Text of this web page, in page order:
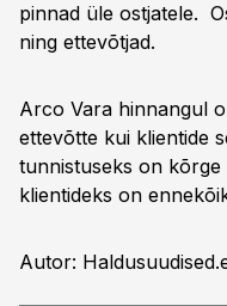
pinnad üle ostjatele.
ning ettevõtjad.
Arco Vara hinnangul
ettevõtte kui klientide
tunnistuseks on kõrge
klientideks on
Autor: